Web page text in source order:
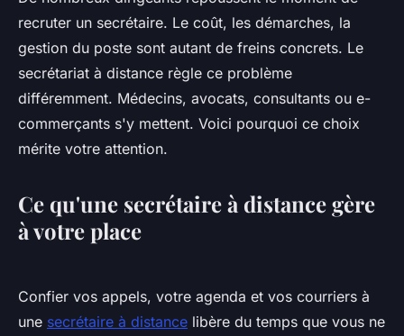
recruter un secrétaire. Le coût, les démarches, la
gestion du poste sont autant de freins concrets. Le
secrétariat à distance règle ce problème
différemment. Médecins, avocats, consultants ou e-
commerçants s'y mettent. Voici pourquoi ce choix
mérite votre attention.
Ce qu'une secrétaire à distance gère
à votre place
Confier vos appels, votre agenda et vos courriers à
une secrétaire à distance libère du temps que vous ne